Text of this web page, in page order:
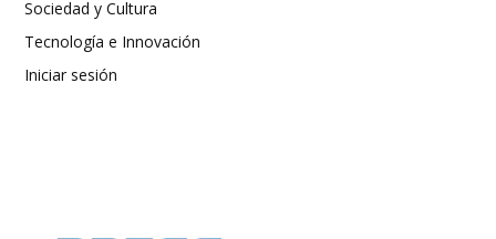
Sociedad y Cultura
Tecnología e Innovación
Iniciar sesión